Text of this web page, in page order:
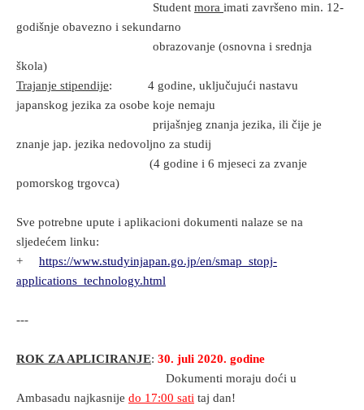
Student mora imati završeno min. 12-
godišnje obavezno i sekundarno
obrazovanje (osnovna i srednja
škola)
Trajanje stipendije: 4 godine, uključujući nastavu
japanskog jezika za osobe koje nemaju
prijašnjeg znanja jezika, ili čije je
znanje jap. jezika nedovoljno za studij
(4 godine i 6 mjeseci za zvanje
pomorskog trgovca)
Sve potrebne upute i aplikacioni dokumenti nalaze se na
sljedećem linku:
+ https://www.studyinjapan.go.jp/en/smap_stopj-
applications_technology.html
---
ROK ZA APLICIRANJE: 30. juli 2020. godine
Dokumenti moraju doći u
Ambasadu najkasnije do 17:00 sati taj dan!